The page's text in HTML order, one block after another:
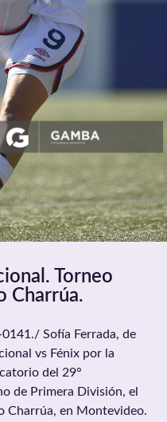
Torneo
Charrúa.
Sofía Ferrada, de
vs Fénix por la
del 29°
de Primera División, el
Charrúa, en Montevideo.